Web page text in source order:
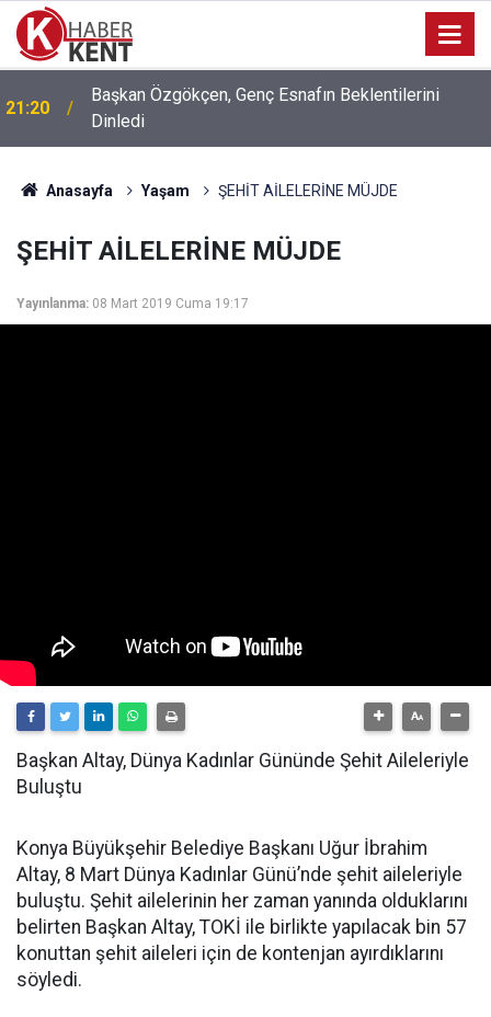
11:44
Konya’da Basın Mensuplarına Yönelik İHA-1 Eğitimi
Tamamlandı
Anasayfa Yaşam ŞEHİT AİLELERİNE MÜJDE
ŞEHİT AİLELERİNE MÜJDE
Yayınlanma: 08 Mart 2019 Cuma 19:17
Başkan Altay, Dünya Kadınlar Gününde Şehit Aileleriyle
Buluştu
Konya Büyükşehir Belediye Başkanı Uğur İbrahim
Altay, 8 Mart Dünya Kadınlar Günü’nde şehit aileleriyle
buluştu. Şehit ailelerinin her zaman yanında olduklarını
belirten Başkan Altay, TOKİ ile birlikte yapılacak bin 57
konuttan şehit aileleri için de kontenjan ayırdıklarını
söyledi.